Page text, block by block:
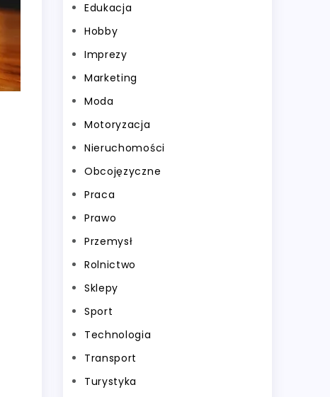
Edukacja
Hobby
Imprezy
Marketing
Moda
Motoryzacja
Nieruchomości
Obcojęzyczne
Praca
Prawo
Przemysł
Rolnictwo
Sklepy
Sport
Technologia
Transport
Turystyka